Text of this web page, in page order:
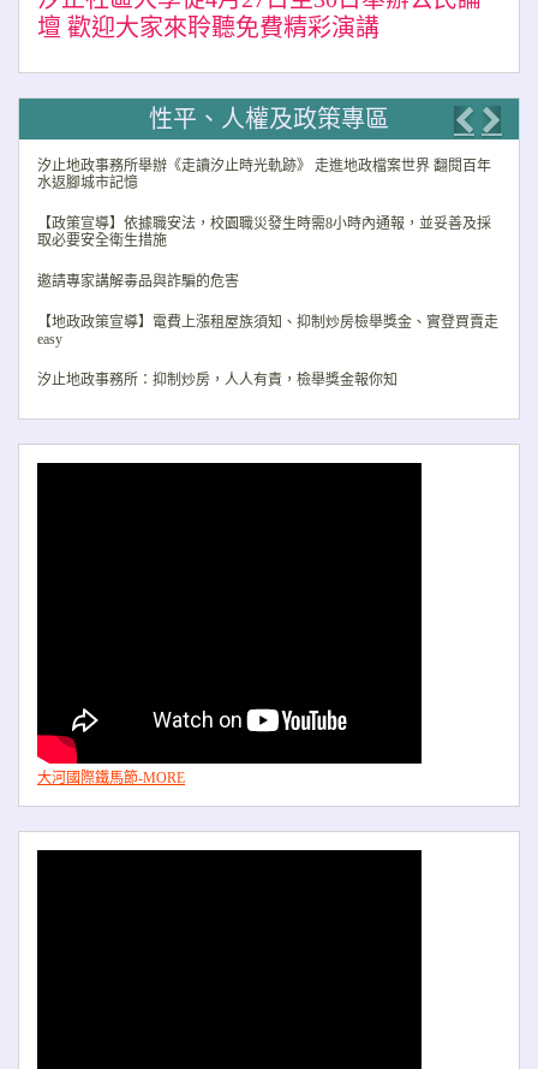
壇 歡迎大家來聆聽免費精彩演講
性平、人權及政策專區
汐止地政事務所舉辦《走讀汐止時光軌跡》 走進地政檔案世界 翻閱百年
水返腳城市記憶
【政策宣導】依據職安法，校園職災發生時需8小時內通報，並妥善及採
取必要安全衛生措施
邀請專家講解毒品與詐騙的危害
【地政政策宣導】電費上漲租屋族須知、抑制炒房檢舉獎金、實登買賣走
easy
汐止地政事務所：抑制炒房，人人有責，檢舉獎金報你知
大河國際鐵馬節-MORE